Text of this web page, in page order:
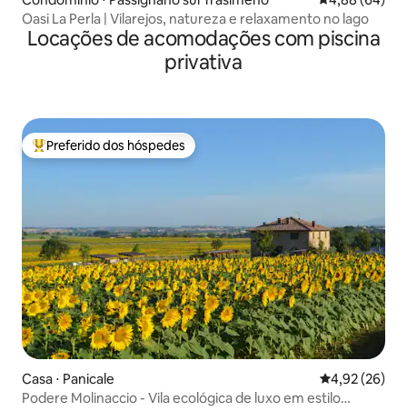
​Oasi La Perla | Vilarejos, natureza e relaxamento no lago
Locações de acomodações com piscina
privativa
Entre os melhores preferidos dos hóspedes
Preferido dos hóspedes
Casa ⋅ Panicale 4,92 de uma
4,92 (26)
Podere Molinaccio - Vila ecológica de luxo em estilo